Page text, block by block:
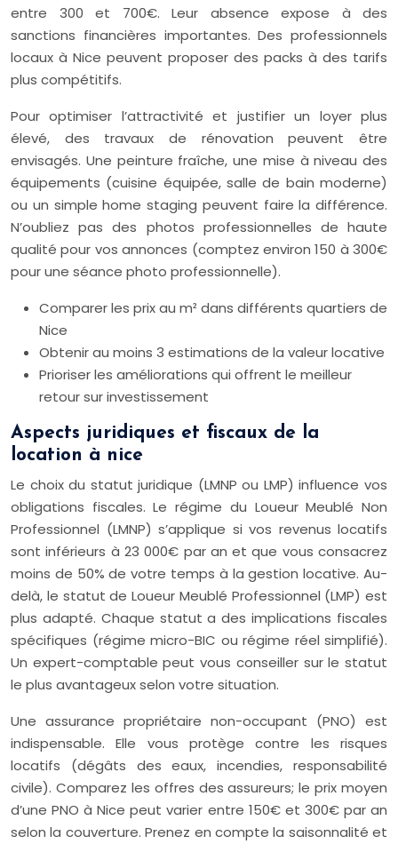
entre 300 et 700€. Leur absence expose à des
sanctions financières importantes. Des professionnels
locaux à Nice peuvent proposer des packs à des tarifs
plus compétitifs.
Pour optimiser l’attractivité et justifier un loyer plus
élevé, des travaux de rénovation peuvent être
envisagés. Une peinture fraîche, une mise à niveau des
équipements (cuisine équipée, salle de bain moderne)
ou un simple home staging peuvent faire la différence.
N’oubliez pas des photos professionnelles de haute
qualité pour vos annonces (comptez environ 150 à 300€
pour une séance photo professionnelle).
Comparer les prix au m² dans différents quartiers de
Nice
Obtenir au moins 3 estimations de la valeur locative
Prioriser les améliorations qui offrent le meilleur
retour sur investissement
Aspects juridiques et fiscaux de la
location à nice
Le choix du statut juridique (LMNP ou LMP) influence vos
obligations fiscales. Le régime du Loueur Meublé Non
Professionnel (LMNP) s’applique si vos revenus locatifs
sont inférieurs à 23 000€ par an et que vous consacrez
moins de 50% de votre temps à la gestion locative. Au-
delà, le statut de Loueur Meublé Professionnel (LMP) est
plus adapté. Chaque statut a des implications fiscales
spécifiques (régime micro-BIC ou régime réel simplifié).
Un expert-comptable peut vous conseiller sur le statut
le plus avantageux selon votre situation.
Une assurance propriétaire non-occupant (PNO) est
indispensable. Elle vous protège contre les risques
locatifs (dégâts des eaux, incendies, responsabilité
civile). Comparez les offres des assureurs; le prix moyen
d’une PNO à Nice peut varier entre 150€ et 300€ par an
selon la couverture. Prenez en compte la saisonnalité et